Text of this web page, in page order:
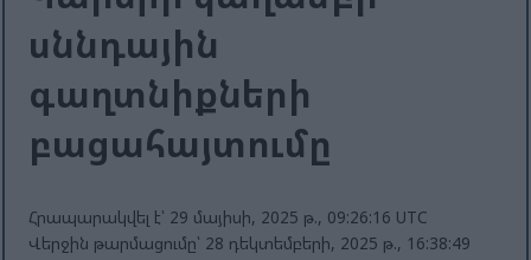
սննդային
գաղտնիքների
բացահայտումը
Հրապարակվել է՝ 29 մայիսի, 2025 թ., 09:26:16 UTC
Վերջին թարմացումը՝ 28 դեկտեմբերի, 2025 թ., 16:38:49